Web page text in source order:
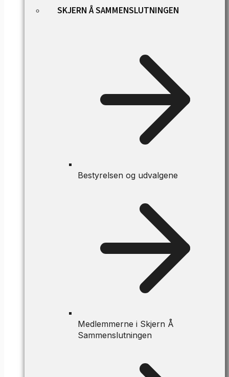
SKJERN Å SAMMENSLUTNINGEN
Bestyrelsen og udvalgene
Medlemmerne i Skjern Å
Sammenslutningen